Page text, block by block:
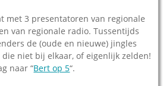
met 3 presentatoren van regionale
van regionale radio. Tussentijds
de (oude en nieuwe) jingles
die niet bij elkaar, of eigenlijk zelden!
naar “Bert op 5“.